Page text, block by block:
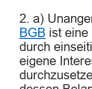
2. a)
BGB ist eine
durch
eigene